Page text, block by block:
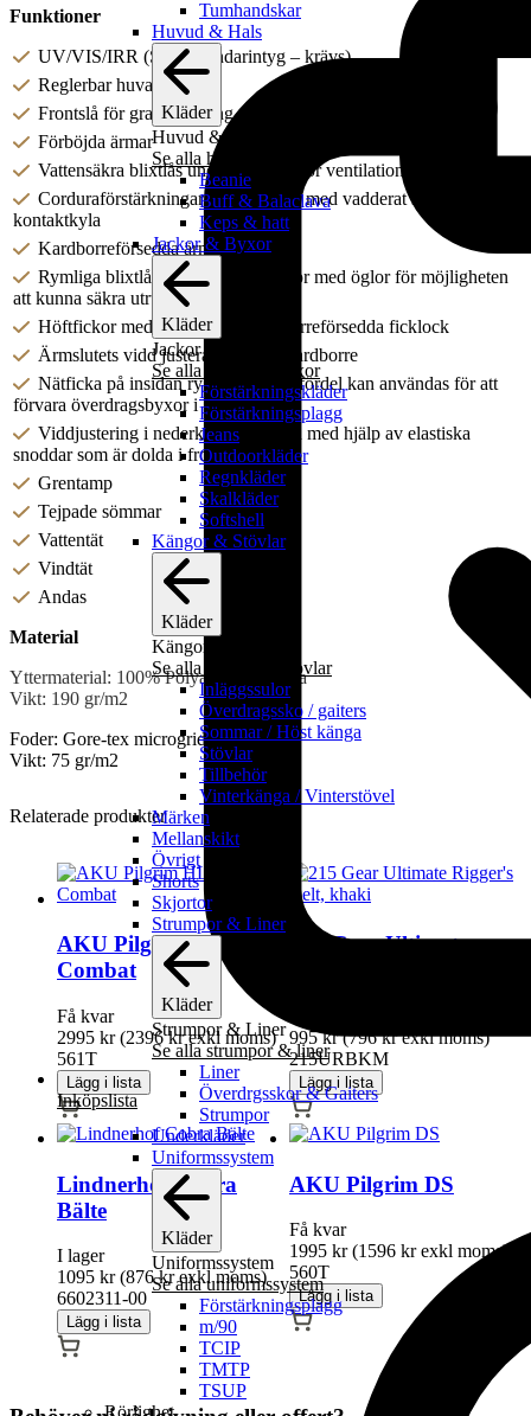
Tumhandskar
Huvud & Hals
Kläder
Huvud & Hals
Se alla huvud & hals
Beanie
Buff & Balaclava
Keps & hatt
Jackor & Byxor
Kläder
Jackor & Byxor
Se alla jackor & byxor
Förstärkningskläder
Förstärkningsplagg
Jeans
Outdoorkläder
Regnkläder
Skalkläder
Softshell
Kängor & Stövlar
Kläder
Kängor & Stövlar
Se alla kängor & stövlar
Inläggssulor
Överdragssko / gaiters
Sommar / Höst känga
Stövlar
Tillbehör
Vinterkänga / Vinterstövel
Märken
Mellanskikt
Övrigt
Shorts
Skjortor
Strumpor & Liner
Kläder
Strumpor & Liner
Se alla strumpor & liner
Liner
Överdrgsskor & Gaiters
Strumpor
Underkläder
Uniformssystem
Kläder
Uniformssystem
Se alla uniformssystem
Förstärkningsplagg
m/90
TCIP
TMTP
TSUP
Rörlighet
Inköpslista
Funktioner
UV/VIS/IRR (Slutanvändarintyg – krävs)
Reglerbar huva
Frontslå för gradmärkning
Förböjda ärmar
Vattensäkra blixtlås under ärmarna för ventilation
Corduraförstärkningar på armbågar med vadderat skydd mot
kontaktkyla
Kardborreförsedda ärmfickor
Rymliga blixtlåsförsedda innerfickor med öglor för möjligheten
att kunna säkra utrustning
Höftfickor med blixtlås och kardborreförsedda ficklock
Ärmslutets vidd justeras lätt med kardborre
Nätficka på insidan rygg som med fördel kan användas för att
förvara överdragsbyxor i
Viddjustering i nederkant av jackan med hjälp av elastiska
snoddar som är dolda i frontfickorna
Grentamp
Tejpade sömmar
Vattentät
Vindtät
Andas
Material
Yttermaterial: 100% Polyamid, Cordura
Vikt: 190 gr/m2
Foder: Gore-tex microgrid liner
Vikt: 75 gr/m2
Relaterade produkter
AKU Pilgrim HL GT
Combat
Få kvar
2995 kr (2396krexkl moms)
561T
Lägg i lista
Den
här
produkten
flera
varianter.
olika
alternativen
kan
väljas
på
215 Gear Ultimate
995kr (796krexkl moms)
215URBKM
Lägg i lista
Den
här
produkten
flera
De
olika
alternativen
kan
väljas
produktsidan
Lindnerhof Cobra
Bälte
I lager
1095 kr (876krexkl moms)
6602311-00
Lägg i lista
Den
har
AKU Pilgrim DS
Få kvar
1995 kr (1596 krexkl moms)
560T
Lägg i lista
Den
produkten